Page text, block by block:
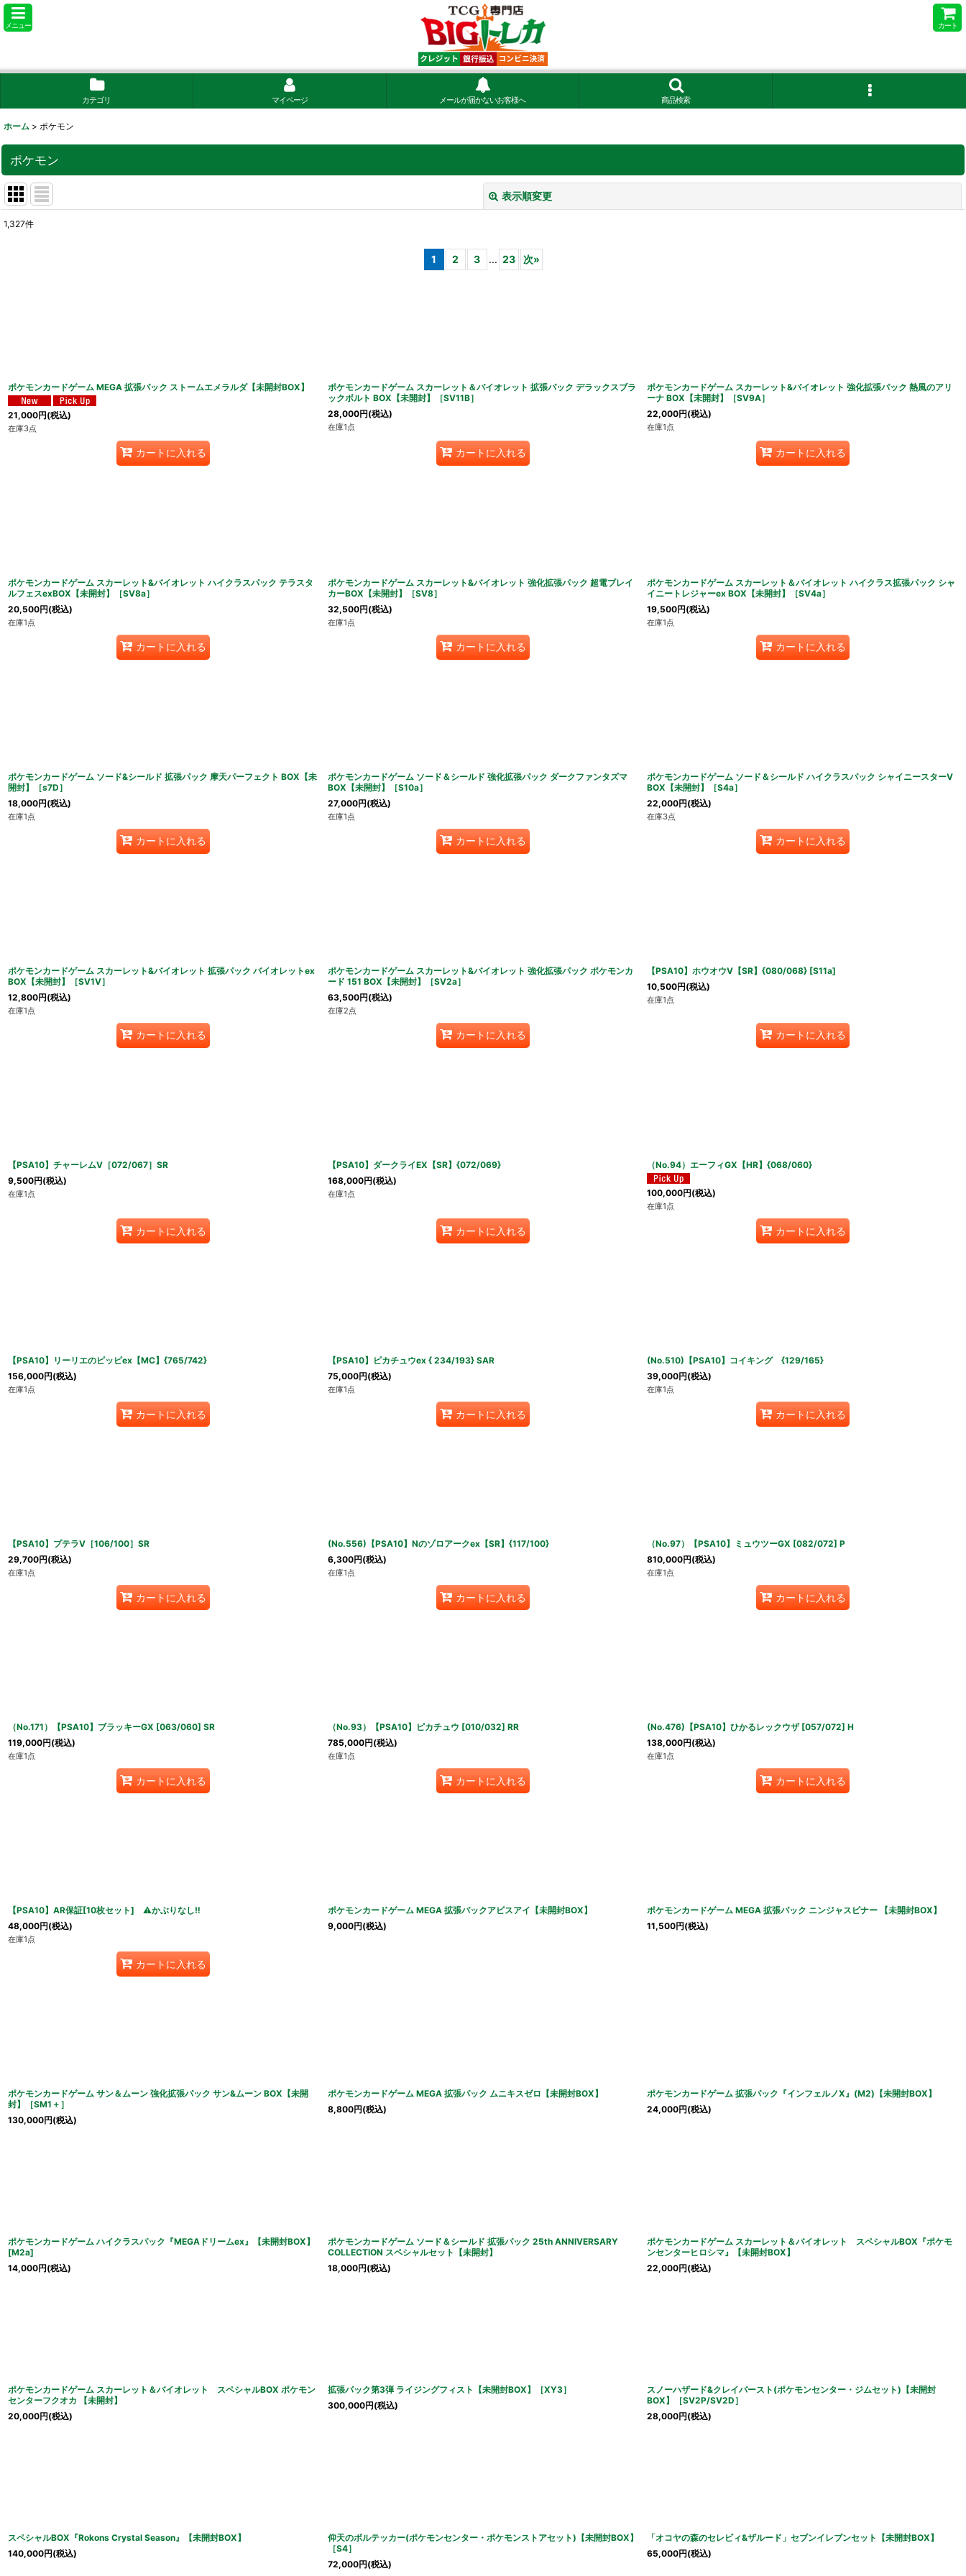
メニュー カート
カテゴリ マイページ メールが届かないお客様へ 商品検索
ホーム > ポケモン
ポケモン
表示順変更
絞り込む
1,327件
1 2 3 ... 23 次»
ポケモンカードゲーム MEGA 拡張パック ストームエメラルダ【未開封BOX】
21,000円(税込)
在庫3点
カートに入れる
ポケモンカードゲーム スカーレット＆バイオレット 拡張パック デラックスブラ
ックボルト BOX【未開封】［SV11B］
28,000円(税込)
在庫1点
カートに入れる
ポケモンカードゲーム スカーレット&バイオレット 強化拡張パック 熱風のアリ
ーナ BOX【未開封】［SV9A］
22,000円(税込)
在庫1点
カートに入れる
ポケモンカードゲーム スカーレット&バイオレット ハイクラスパック テラスタ
ルフェスexBOX【未開封】［SV8a］
20,500円(税込)
在庫1点
カートに入れる
ポケモンカードゲーム スカーレット&バイオレット 強化拡張パック 超電ブレイ
カーBOX【未開封】［SV8］
32,500円(税込)
在庫1点
カートに入れる
ポケモンカードゲーム スカーレット＆バイオレット ハイクラス拡張パック シャ
イニートレジャーex BOX【未開封】［SV4a］
19,500円(税込)
在庫1点
カートに入れる
ポケモンカードゲーム ソード&シールド 拡張パック 摩天パーフェクト BOX【未
開封】［s7D］
18,000円(税込)
在庫1点
カートに入れる
ポケモンカードゲーム ソード＆シールド 強化拡張パック ダークファンタズマ
BOX【未開封】［S10a］
27,000円(税込)
在庫1点
カートに入れる
ポケモンカードゲーム ソード＆シールド ハイクラスパック シャイニースターV
BOX【未開封】［S4a］
22,000円(税込)
在庫3点
カートに入れる
ポケモンカードゲーム スカーレット&バイオレット 拡張パック バイオレットex
BOX【未開封】［SV1V］
12,800円(税込)
在庫1点
カートに入れる
ポケモンカードゲーム スカーレット&バイオレット 強化拡張パック ポケモンカ
ード 151 BOX【未開封】［SV2a］
63,500円(税込)
在庫2点
カートに入れる
【PSA10】ホウオウV【SR】{080/068} [S11a]
10,500円(税込)
在庫1点
カートに入れる
【PSA10】チャーレムV［072/067］SR
9,500円(税込)
在庫1点
カートに入れる
【PSA10】ダークライEX【SR】{072/069}
168,000円(税込)
在庫1点
カートに入れる
（No.94）エーフィGX【HR】{068/060}
100,000円(税込)
在庫1点
カートに入れる
【PSA10】リーリエのピッピex【MC】{765/742}
156,000円(税込)
在庫1点
カートに入れる
【PSA10】ピカチュウex { 234/193} SAR
75,000円(税込)
在庫1点
カートに入れる
(No.510)【PSA10】コイキング {129/165}
39,000円(税込)
在庫1点
カートに入れる
【PSA10】プテラV［106/100］SR
29,700円(税込)
在庫1点
カートに入れる
(No.556)【PSA10】Nのゾロアークex【SR】{117/100}
6,300円(税込)
在庫1点
カートに入れる
（No.97）【PSA10】ミュウツーGX [082/072] P
810,000円(税込)
在庫1点
カートに入れる
（No.171）【PSA10】ブラッキーGX [063/060] SR
119,000円(税込)
在庫1点
カートに入れる
（No.93）【PSA10】ピカチュウ [010/032] RR
785,000円(税込)
在庫1点
カートに入れる
(No.476)【PSA10】ひかるレックウザ [057/072] H
138,000円(税込)
在庫1点
カートに入れる
【PSA10】AR保証[10枚セット] ⚠️かぶりなし‼️
48,000円(税込)
在庫1点
カートに入れる
ポケモンカードゲーム MEGA 拡張パックアビスアイ【未開封BOX】
9,000円(税込)
ポケモンカードゲーム MEGA 拡張パック ニンジャスピナー 【未開封BOX】
11,500円(税込)
ポケモンカードゲーム サン＆ムーン 強化拡張パック サン&ムーン BOX【未開
封】［SM1＋］
130,000円(税込)
ポケモンカードゲーム MEGA 拡張パック ムニキスゼロ【未開封BOX】
8,800円(税込)
ポケモンカードゲーム 拡張パック『インフェルノX』(M2)【未開封BOX】
24,000円(税込)
ポケモンカードゲーム ハイクラスパック『MEGAドリームex』【未開封BOX】
[M2a]
14,000円(税込)
ポケモンカードゲーム ソード＆シールド 拡張パック 25th ANNIVERSARY
COLLECTION スペシャルセット【未開封】
18,000円(税込)
ポケモンカードゲーム スカーレット＆バイオレット スペシャルBOX『ポケモ
ンセンターヒロシマ』【未開封BOX】
22,000円(税込)
ポケモンカードゲーム スカーレット＆バイオレット スペシャルBOX ポケモン
センターフクオカ 【未開封】
20,000円(税込)
拡張パック第3弾 ライジングフィスト【未開封BOX】［XY3］
300,000円(税込)
スノーハザード&クレイバースト(ポケモンセンター・ジムセット)【未開封
BOX】［SV2P/SV2D］
28,000円(税込)
スペシャルBOX『Rokons Crystal Season』【未開封BOX】
140,000円(税込)
仰天のボルテッカー(ポケモンセンター・ポケモンストアセット)【未開封BOX】
［S4］
72,000円(税込)
「オコヤの森のセレビィ&ザルード」セブンイレブンセット【未開封BOX】
65,000円(税込)